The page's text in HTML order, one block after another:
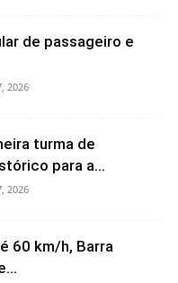
de passageiro e
2026
turma de
para a...
2026
60 km/h, Barra